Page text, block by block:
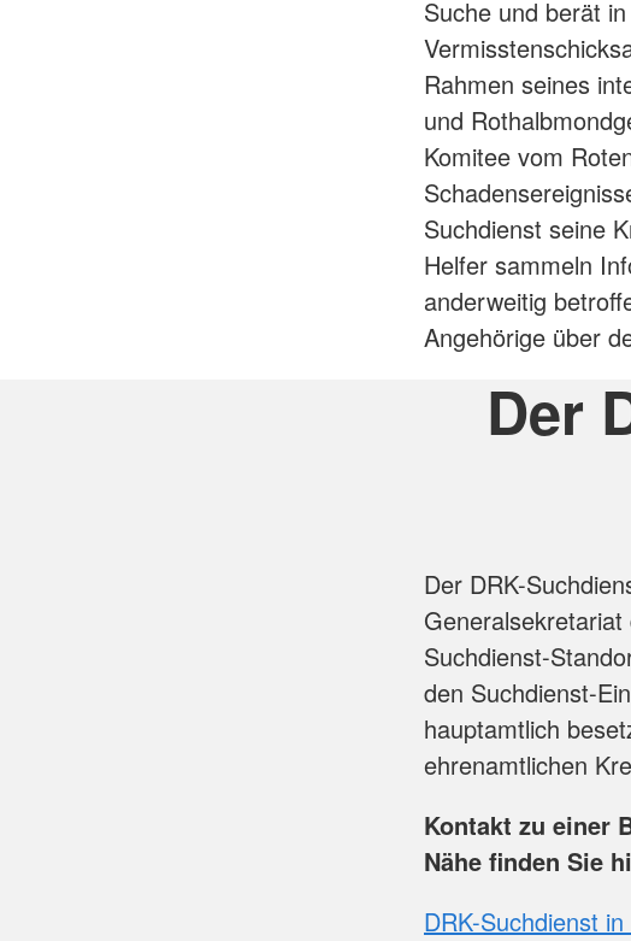
Suche und berät
Rahmen seines
und
Komitee vom
Suchdienst seine
Helfer sammeln
anderweitig
Angehörige über
Der
Der DRK-
Suchdienst-
den Suchdienst-
hauptamtlich
ehrenamtlichen
Kontakt zu einer
Nähe finden Sie
DRK-Suchdienst